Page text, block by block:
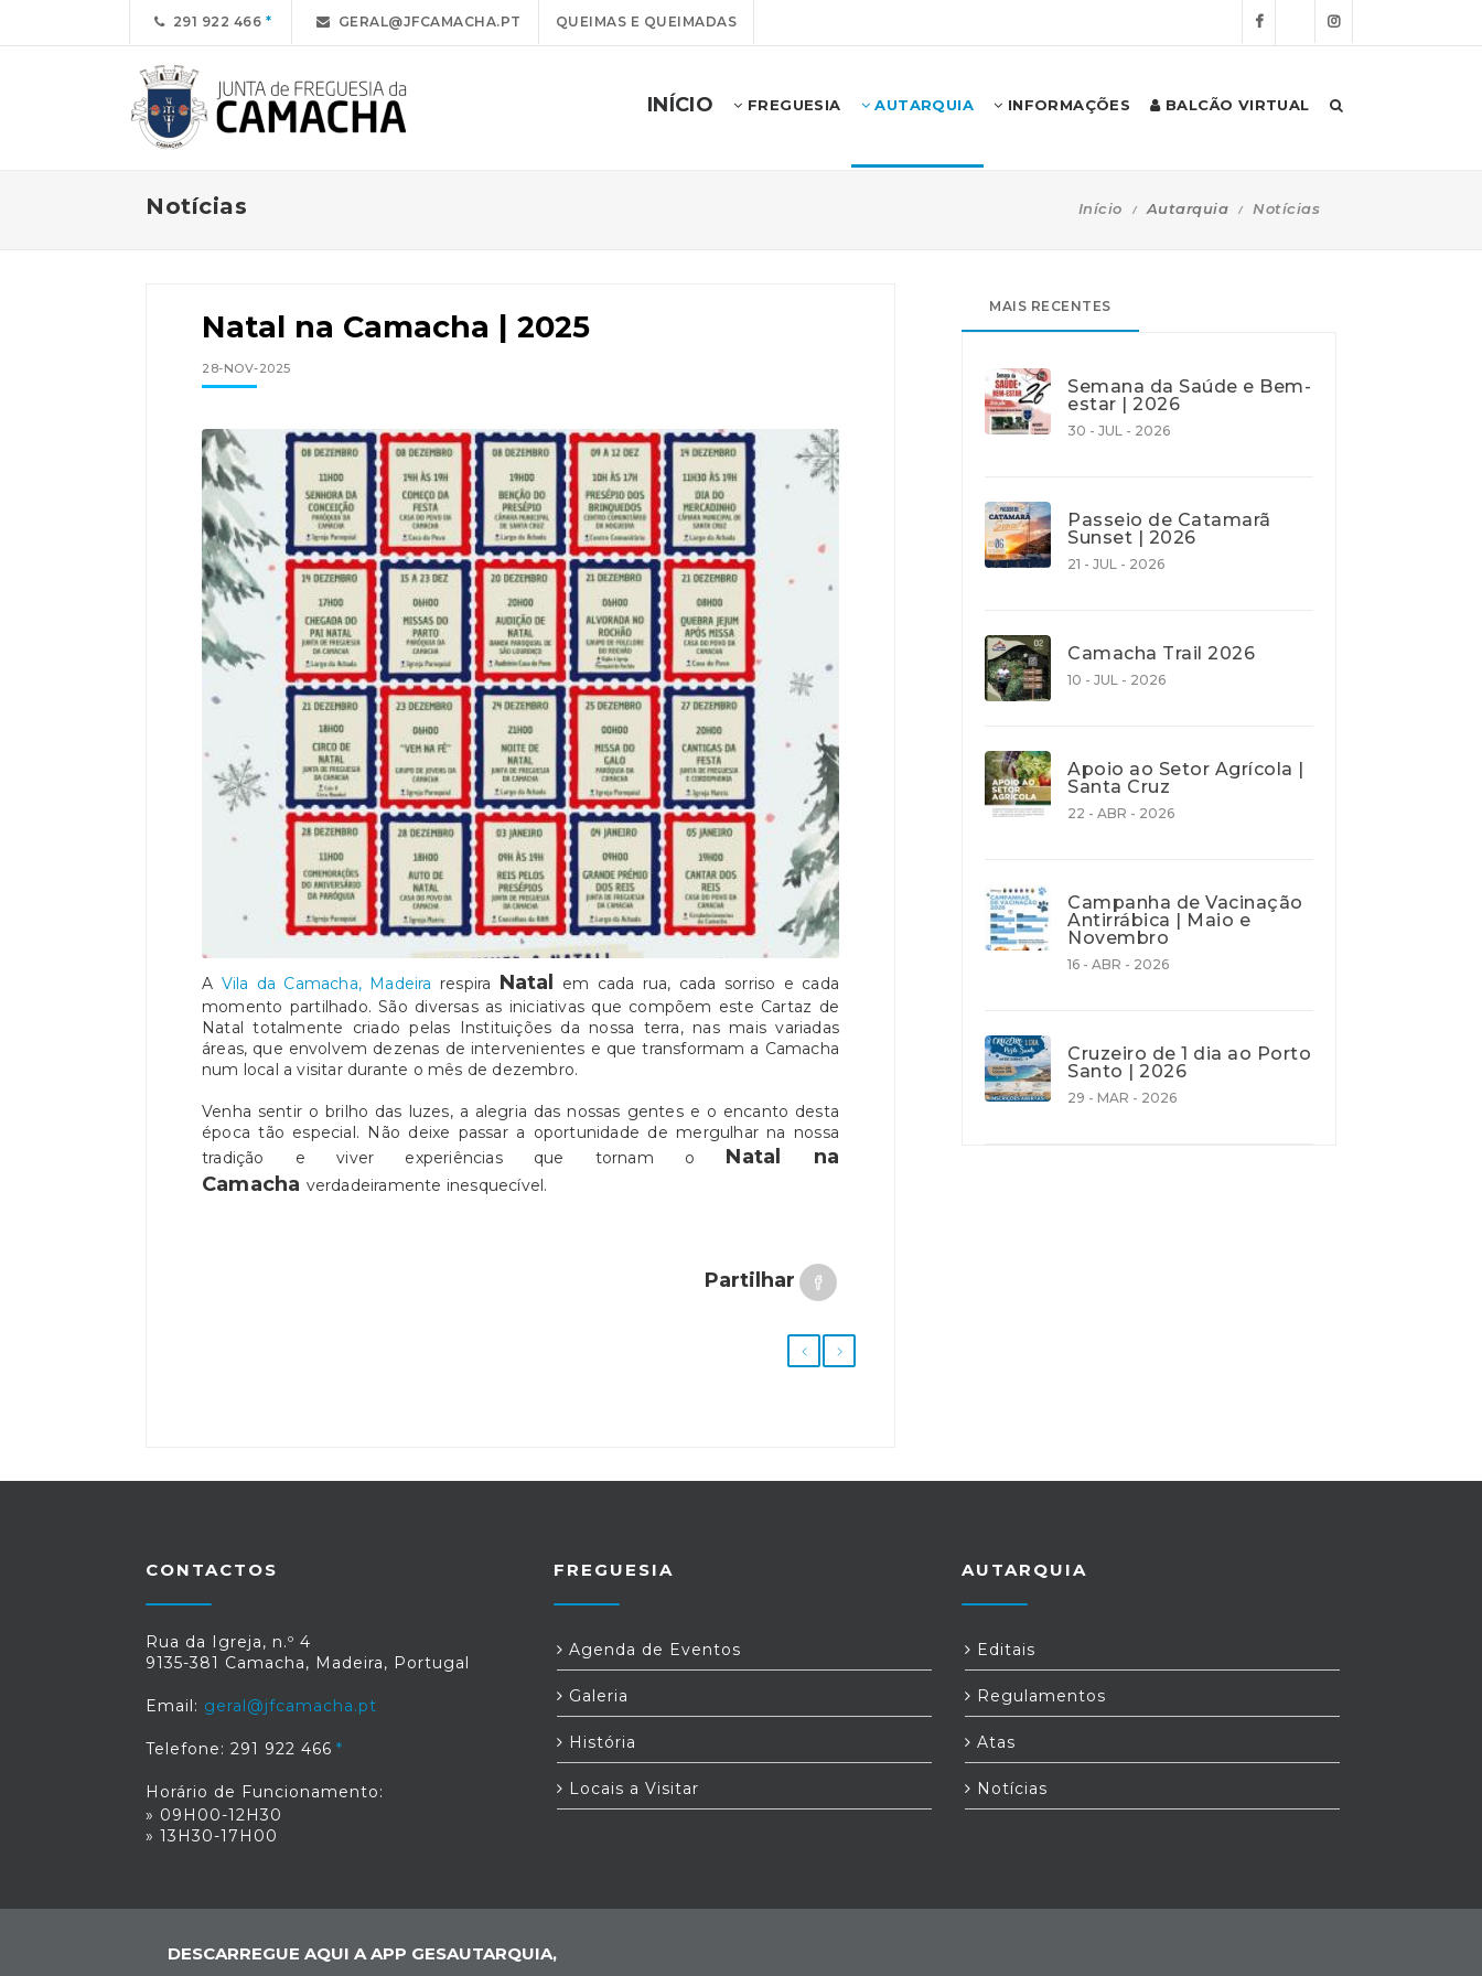
291 922 466 GERAL@JFCAMACHA.PT QUEIMAS E QUEIMADAS
INÍCIO FREGUESIA AUTARQUIA INFORMAÇÕES BALCÃO VIRTUAL
Notícias Início Autarquia Notícias
Natal na Camacha | 2025
28-NOV-2025
A Vila da Camacha, Madeira respira Natal
em cada rua, cada sorriso e cada
momento partilhado. São diversas as iniciativas que compõem este Cartaz de
Natal totalmente criado pelas Instituições da nossa terra, nas mais variadas
áreas, que envolvem dezenas de intervenientes e que transformam a Camacha
num local a visitar durante o mês de dezembro.
Venha sentir o brilho das luzes, a alegria das nossas gentes e o encanto desta
época tão especial. Não deixe passar a oportunidade de mergulhar na nossa
tradição e viver experiências que tornam o Natal na
Camacha verdadeiramente inesquecível.
Partilhar
MAIS RECENTES
Semana da Saúde e Bem-
estar | 2026
30 - JUL - 2026
Passeio de Catamarã
Sunset | 2026
21 - JUL - 2026
Camacha Trail 2026
10 - JUL - 2026
Apoio ao Setor Agrícola |
Santa Cruz
22 - ABR - 2026
Campanha de Vacinação
Antirrábica | Maio e
Novembro
16 - ABR - 2026
Cruzeiro de 1 dia ao Porto
Santo | 2026
29 - MAR - 2026
CONTACTOS
Rua da Igreja, n.º 4
9135-381 Camacha, Madeira, Portugal
Email: geral@jfcamacha.pt
Telefone: 291 922 466
Horário de Funcionamento:
» 09H00-12H30
» 13H30-17H00
FREGUESIA
Agenda de Eventos
Galeria
História
Locais a Visitar
AUTARQUIA
Editais
Regulamentos
Atas
Notícias
DESCARREGUE AQUI A APP GESAUTARQUIA,